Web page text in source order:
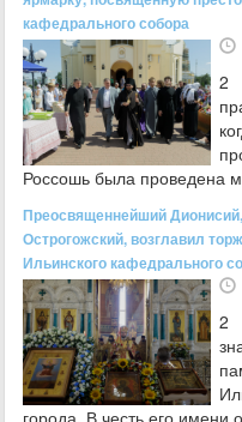
кафедрального собора
2
Россошь была проведена
Преосвященнейший
Острогожский, возглавил
Ильинского кафедрального
2